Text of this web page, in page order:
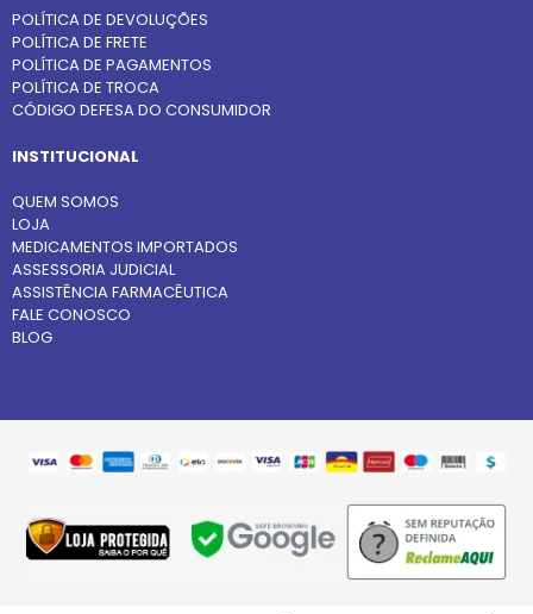
POLÍTICA DE DEVOLUÇÕES
POLÍTICA DE FRETE
POLÍTICA DE PAGAMENTOS
POLÍTICA DE TROCA
CÓDIGO DEFESA DO CONSUMIDOR
INSTITUCIONAL
QUEM SOMOS
LOJA
MEDICAMENTOS IMPORTADOS
ASSESSORIA JUDICIAL
ASSISTÊNCIA FARMACÊUTICA
FALE CONOSCO
BLOG